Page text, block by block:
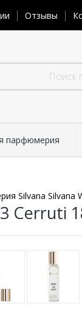
Отзывы
парфюмерия
Silvana Silvana
Cerruti